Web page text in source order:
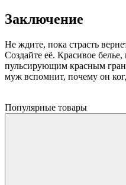
Заключение
Не ждите, пока страсть
Создайте её. Красивое
пульсирующим красным
муж вспомнит, почему он
Популярные товары